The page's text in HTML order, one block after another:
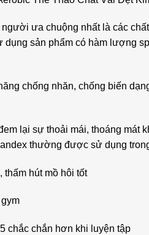
ưa chuộng nhất là các
sản phẩm có hàm lượng
chống nhăn, chống biến
lại sự thoải mái, thoáng
thường được sử dụng
hút mồ hôi tốt
chắc chắn hơn khi luyện tập